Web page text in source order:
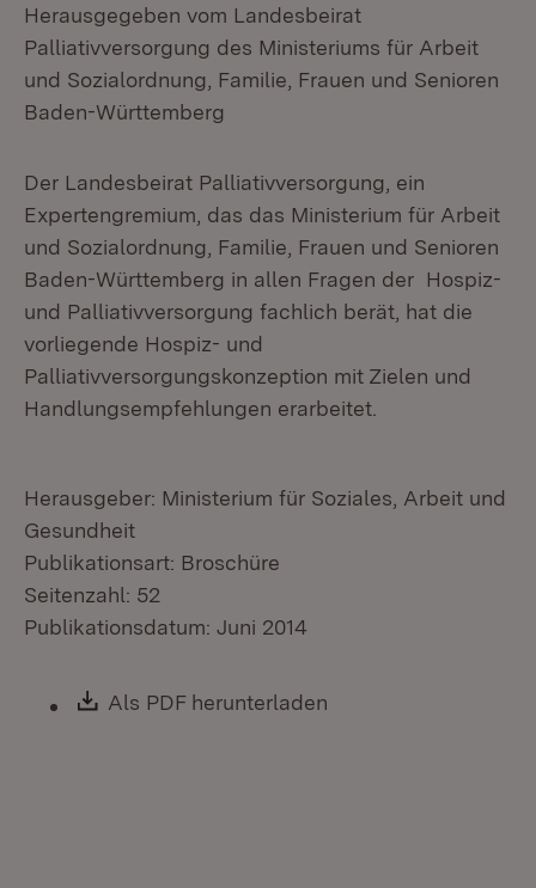
Herausgegeben vom Landesbeirat
Palliativversorgung des Ministeriums für Arbeit
und Sozialordnung, Familie, Frauen und Senioren
Baden-Württemberg
Der Landesbeirat Palliativversorgung, ein
Expertengremium, das das Ministerium für Arbeit
und Sozialordnung, Familie, Frauen und Senioren
Baden-Württemberg in allen Fragen der Hospiz-
und Palliativversorgung fachlich berät, hat die
vorliegende Hospiz- und
Palliativversorgungskonzeption mit Zielen und
Handlungsempfehlungen erarbeitet.
Herausgeber: Ministerium für Soziales, Arbeit und
Gesundheit
Publikationsart: Broschüre
Seitenzahl: 52
Publikationsdatum: Juni 2014
Download:
Als PDF herunterladen